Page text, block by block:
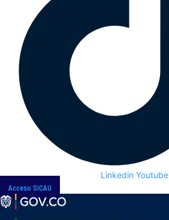
Linkedin Youtube
Acceso SICAU